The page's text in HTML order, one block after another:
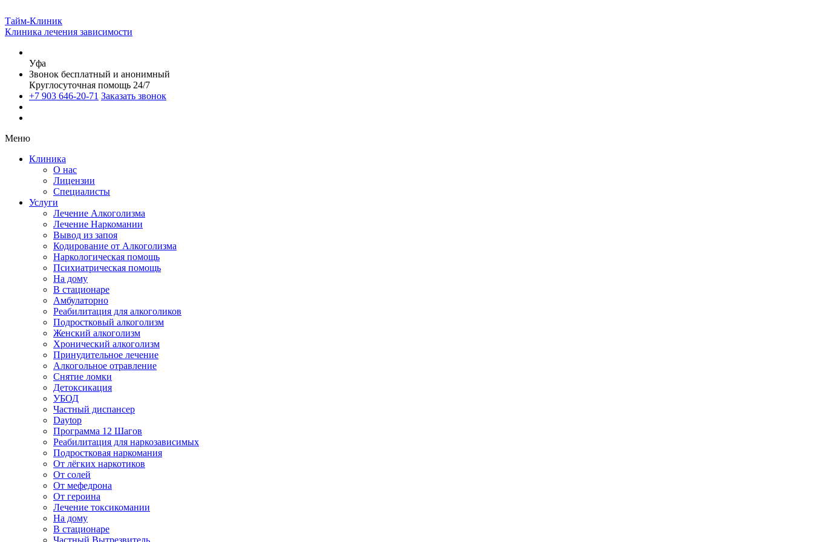
Тайм-Клиник
Клиника лечения зависимости
Уфа
Звонок бесплатный и анонимный
Круглосуточная помощь 24/7
+7 903 646-20-71 Заказать звонок
Меню
Клиника
О нас
Лицензии
Специалисты
Услуги
Лечение Алкоголизма
Лечение Наркомании
Вывод из запоя
Кодирование от Алкоголизма
Наркологическая помощь
Психиатрическая помощь
На дому
В стационаре
Амбулаторно
Реабилитация для алкоголиков
Подростковый алкоголизм
Женский алкоголизм
Хронический алкоголизм
Принудительное лечение
Алкогольное отравление
Снятие ломки
Детоксикация
УБОД
Частный диспансер
Daytop
Программа 12 Шагов
Реабилитация для наркозависимых
Подростковая наркомания
От лёгких наркотиков
От солей
От мефедрона
От героина
Лечение токсикомании
На дому
В стационаре
Частный Вытрезвитель